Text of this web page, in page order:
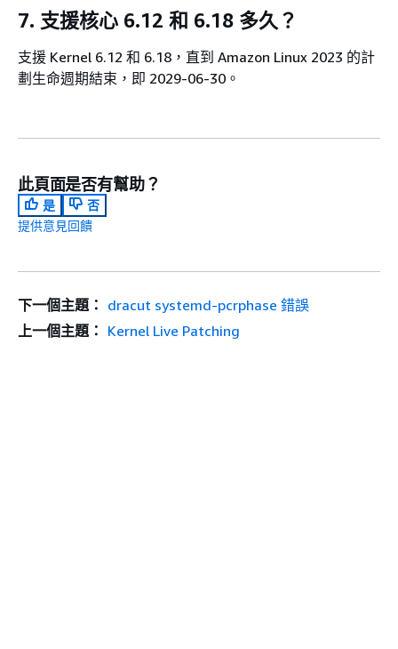
7. 支援核心 6.12 和 6.18 多久？
支援 Kernel 6.12 和 6.18，直到 Amazon Linux 2023 的計
劃生命週期結束，即 2029-06-30。
此頁面是否有幫助？
是
否
提供意見回饋
下一個主題： dracut systemd-pcrphase 錯誤
上一個主題： Kernel Live Patching